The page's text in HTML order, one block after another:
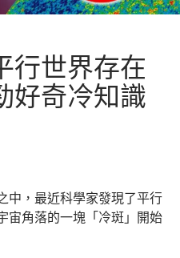
行世界存在
好奇冷知識
中，最近科學家發現了平行
宙角落的一塊「冷斑」開始